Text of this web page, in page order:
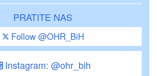
PRATITE NAS
Follow @OHR_BiH
Instagram: @ohr_bih